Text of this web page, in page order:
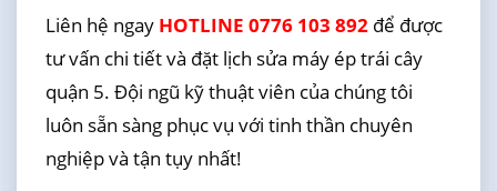
Liên hệ ngay HOTLINE 0776 103 892để được
tư vấn chi tiết và đặt lịch sửa máy ép trái cây
quận 5. Đội ngũ kỹ thuật viên của chúng tôi
luôn sẵn sàng phục vụ với tinh thần chuyên
nghiệp và tận tụy nhất!